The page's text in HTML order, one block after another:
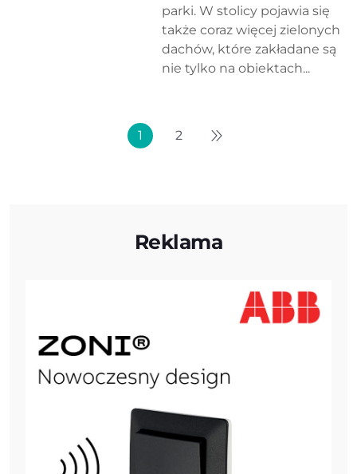
parki. W stolicy pojawia się
także coraz więcej zielonych
dachów, które zakładane są
nie tylko na obiektach...
1 2
Reklama